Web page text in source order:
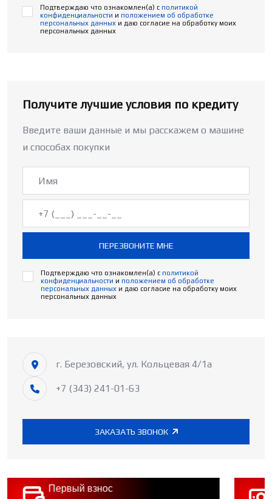
Подтверждаю что ознакомлен(а) с политикой
конфиденциальности и положением об обработке
персональных данных и даю согласие на обработку моих
персональных данных
Получите лучшие условия по кредиту
Введите ваши данные и мы расскажем о машине
и способах покупки
ПЕРЕЗВОНИТЕ МНЕ
Подтверждаю что ознакомлен(а) с политикой
конфиденциальности и положением об обработке
персональных данных и даю согласие на обработку моих
персональных данных
г. Березовский, ул. Кольцевая 4/1а
+7 (343) 241-01-63
ЗАКАЗАТЬ ЗВОНОК
Первый взнос